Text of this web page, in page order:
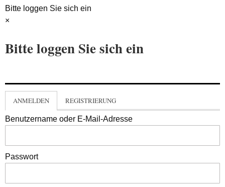
Bitte loggen Sie sich ein
×
Bitte loggen Sie sich ein
ANMELDEN REGISTRIERUNG
Benutzername oder E-Mail-Adresse
Passwort